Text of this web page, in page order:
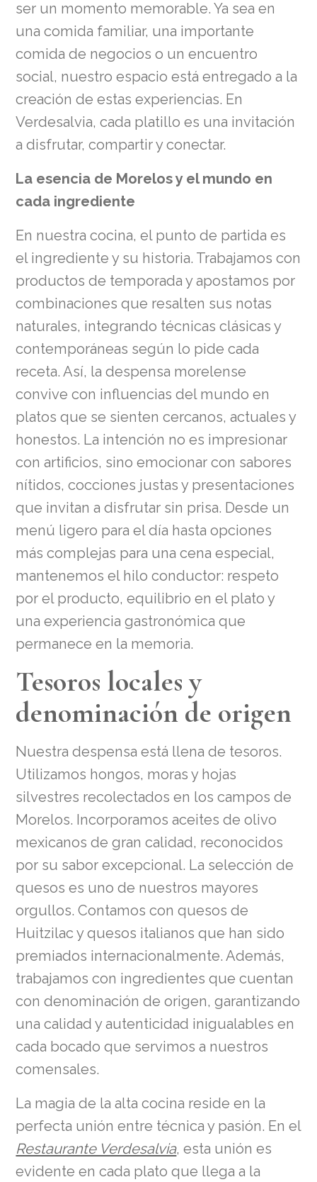
ser un momento memorable. Ya sea en
una comida familiar, una importante
comida de negocios o un encuentro
social, nuestro espacio está entregado a la
creación de estas experiencias. En
Verdesalvia, cada platillo es una invitación
a disfrutar, compartir y conectar.
La esencia de Morelos y el mundo en
cada ingrediente
En nuestra cocina, el punto de partida es
el ingrediente y su historia. Trabajamos con
productos de temporada y apostamos por
combinaciones que resalten sus notas
naturales, integrando técnicas clásicas y
contemporáneas según lo pide cada
receta. Así, la despensa morelense
convive con influencias del mundo en
platos que se sienten cercanos, actuales y
honestos. La intención no es impresionar
con artificios, sino emocionar con sabores
nítidos, cocciones justas y presentaciones
que invitan a disfrutar sin prisa. Desde un
menú ligero para el día hasta opciones
más complejas para una cena especial,
mantenemos el hilo conductor: respeto
por el producto, equilibrio en el plato y
una experiencia gastronómica que
permanece en la memoria.
Tesoros locales y
denominación de origen
Nuestra despensa está llena de tesoros.
Utilizamos hongos, moras y hojas
silvestres recolectados en los campos de
Morelos. Incorporamos aceites de olivo
mexicanos de gran calidad, reconocidos
por su sabor excepcional. La selección de
quesos es uno de nuestros mayores
orgullos. Contamos con quesos de
Huitzilac y quesos italianos que han sido
premiados internacionalmente. Además,
trabajamos con ingredientes que cuentan
con denominación de origen, garantizando
una calidad y autenticidad inigualables en
cada bocado que servimos a nuestros
comensales.
La magia de la alta cocina reside en la
perfecta unión entre técnica y pasión. En el
Restaurante Verdesalvia, esta unión es
evidente en cada plato que llega a la